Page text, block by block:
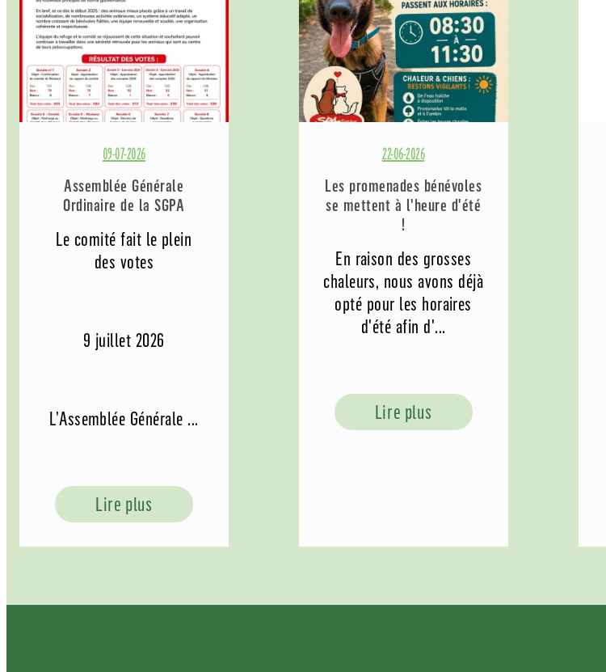
09-07-2026
Assemblée Générale
Ordinaire de la SGPA
Le comité fait le plein
des votes
9 juillet 2026
L’Assemblée Générale ...
Lire plus
22-06-2026
Les promenades bénévoles
se mettent à l'heure d'été
!
En raison des grosses
chaleurs, nous avons déjà
opté pour les horaires
d'été afin d'...
Lire plus